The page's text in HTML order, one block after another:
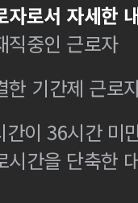
자로서 자세한
직중인 근로자
한 기간제 근로
이 36시간 미
시간을 단축한